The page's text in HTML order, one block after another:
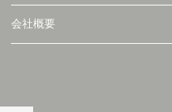
会社概要